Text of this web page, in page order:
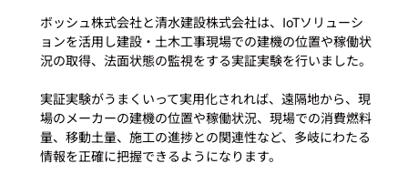
ボッシュ株式会社と清水建設株式会社は、IoTソリューシ
ョンを活用し建設・土木工事現場での建機の位置や稼働状
況の取得、法面状態の監視をする実証実験を行いました。
実証実験がうまくいって実用化されれば、遠隔地から、現
場のメーカーの建機の位置や稼働状況、現場での消費燃料
量、移動土量、施工の進捗との関連性など、多岐にわたる
情報を正確に把握できるようになります。